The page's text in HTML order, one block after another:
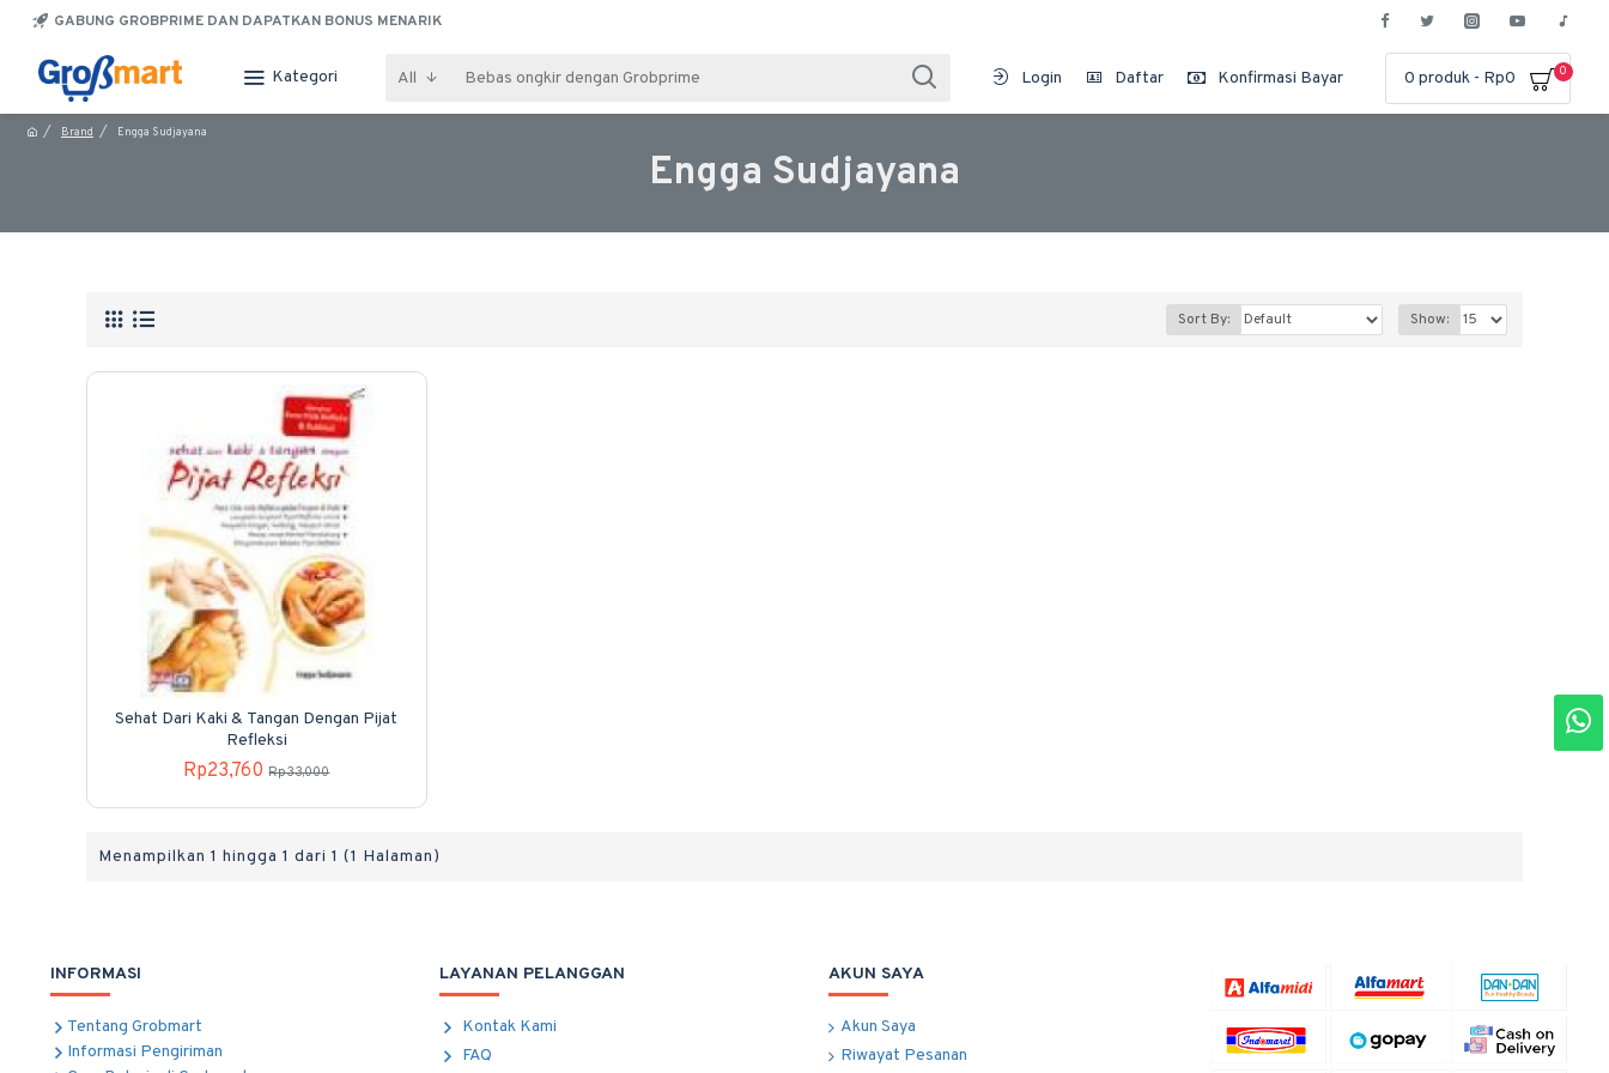
GABUNG GROBPRIME DAN DAPATKAN BONUS MENARIK
Kategori All Login Daftar Konfirmasi Bayar 0 produk - Rp0 0
Brand Engga Sudjayana
Engga Sudjayana
Sort By: Show:
Sehat Dari Kaki & Tangan Dengan Pijat
Refleksi
Rp23,760 Rp33,000
Menampilkan 1 hingga 1 dari 1 (1 Halaman)
INFORMASI
Tentang Grobmart
Informasi Pengiriman
LAYANAN PELANGGAN
Kontak Kami
FAQ
AKUN SAYA
Akun Saya
Riwayat Pesanan